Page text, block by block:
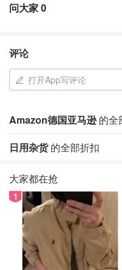
问大家0
评论
打开App写评论
Amazon德国亚马逊的全
日用杂货的全部折扣
大家都在抢
1